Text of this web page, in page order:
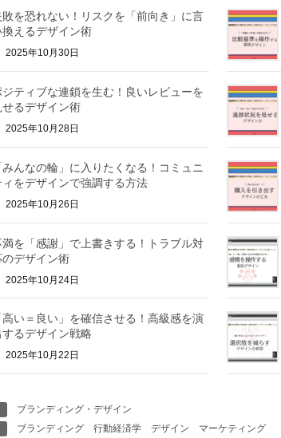
敗を恐れない！リスクを「前向き」に言
換えるデザイン術
2025年10月30日
ジティブな連鎖を生む！良いレビューを
せるデザイン術
2025年10月28日
みんなの輪」に入りたくなる！コミュニ
ィをデザインで強調する方法
2025年10月26日
満を「感謝」で上書きする！トラブル対
のデザイン術
2025年10月24日
高い＝良い」を確信させる！高級感を演
するデザイン戦略
2025年10月22日
ブランディング・デザイン
ブランディング 行動経済学 デザイン マーケティング